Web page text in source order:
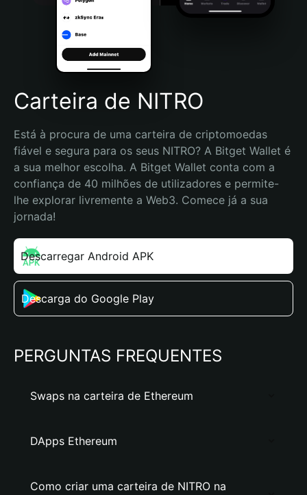
Português (Brasil)
Español (Argentina)
Carteira de NITRO
Está à procura de uma carteira de criptomoedas
fiável e segura para os seus NITRO? A Bitget Wallet é
a sua melhor escolha. A Bitget Wallet conta com a
confiança de 40 milhões de utilizadores e permite-
lhe explorar livremente a Web3. Comece já a sua
jornada!
Descarregar Android APK
Descarga do Google Play
PERGUNTAS FREQUENTES
Swaps na carteira de Ethereum
DApps Ethereum
Como criar uma carteira de NITRO na